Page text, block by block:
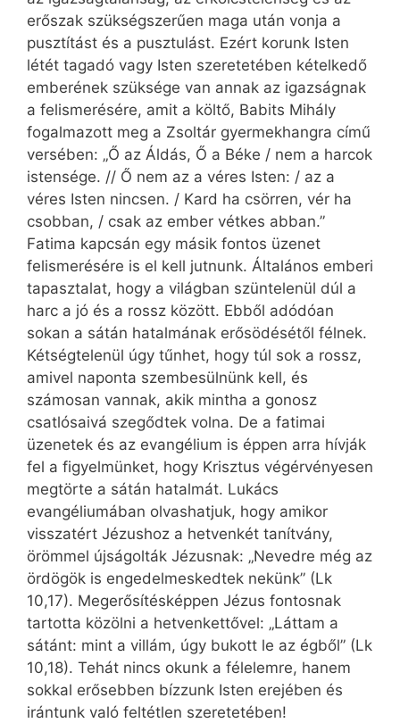
erőszak szükségszerűen maga után vonja a
pusztítást és a pusztulást. Ezért korunk Isten
létét tagadó vagy Isten szeretetében kételkedő
emberének szüksége van annak az igazságnak
a felismerésére, amit a költő, Babits Mihály
fogalmazott meg a Zsoltár gyermekhangra című
versében: „Ő az Áldás, Ő a Béke / nem a harcok
istensége. // Ő nem az a véres Isten: / az a
véres ­Isten nincsen. / Kard ha csörren, vér ha
csobban, / csak az ember vétkes abban.”
Fatima kapcsán egy másik fontos üzenet
felismerésére is el kell jutnunk. Általános emberi
tapasztalat, hogy a világban szüntelenül dúl a
harc a jó és a rossz között. Ebből adódóan
sokan a sátán hatalmának erősödésétől félnek.
Kétségtelenül úgy tűnhet, hogy túl sok a rossz,
amivel naponta szembesülnünk kell, és
számosan vannak, akik mintha a gonosz
csatlósaivá szegődtek volna. De a fatimai
üzenetek és az evangélium is éppen arra hívják
fel a figyelmünket, hogy Krisztus végérvényesen
megtörte a sátán hatalmát. Lukács
evangéliumában olvashatjuk, hogy amikor
visszatért Jézushoz a hetvenkét tanítvány,
örömmel újságolták ­Jézusnak: „Nevedre még az
ördögök is engedelmeskedtek nekünk” (Lk
10,17). Megerősítésképpen Jézus fontosnak
tartotta közölni a hetvenkettővel: „Láttam a
sátánt: mint a villám, úgy bukott le az égből” (Lk
10,18). Tehát nincs okunk a félelemre, hanem
sokkal erősebben bízzunk Isten erejében és
irántunk való feltétlen szeretetében!